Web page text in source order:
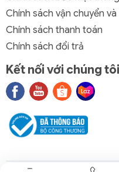
Chính sách vận chuyển
Chính sách thanh toán
Chính sách đổi trả
Kết nối với chúng tôi